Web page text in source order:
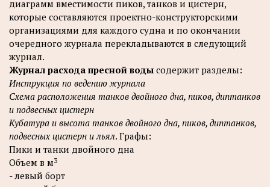
диаграмм вместимости пиков, танков и цистерн,
которые составляются проектно-конструкторскими
организациями для каждого судна и по окончании
очередного журнала перекладываются в следующий
журнал.
Журнал расхода пресной воды содержит разделы:
Инструкция по ведению журнала
Схема расположения танков двойного дна, пиков, диптанков
и подвесных цистерн
Кубатура и высота танков двойного дна, пиков, диптанков,
подвесных цистерн и льял. Графы:
Пики и танки двойного дна
Объем в м3
- левый борт